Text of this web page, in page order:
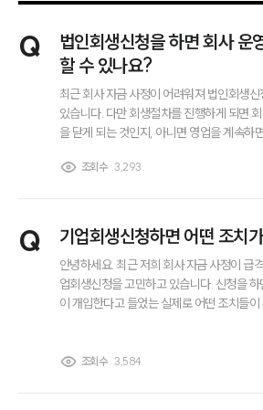
Q
법인회생신청을 하면 회사 운
할 수 있나요?
최근 회사 자금 사정이 어려워져 법인회생
있습니다. 다만 회생절차를 진행하게 되면
을 닫게 되는 것인지, 아니면 영업을 계속하
방식이 어떻게 달라지는지도 알고 싶습니다.
조회수 3,293
Q 기업회생신청하면 어떤 조치
안녕하세요. 최근 저희 회사 자금 사정이 급격히 악화돼 기
업회생신청을 고민하고 있습니다. 신청을 하면 바로 법원
이 개입한다고 들었는 실제로 어떤 조치들이
조회수 3,584